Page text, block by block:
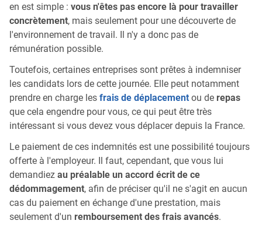
en est simple : vous n'êtes pas encore là pour travailler
concrètement, mais seulement pour une découverte de
l'environnement de travail. Il n'y a donc pas de
rémunération possible.
Toutefois, certaines entreprises sont prêtes à indemniser
les candidats lors de cette journée. Elle peut notamment
prendre en charge les frais de déplacement ou de repas
que cela engendre pour vous, ce qui peut être très
intéressant si vous devez vous déplacer depuis la France.
Le paiement de ces indemnités est une possibilité toujours
offerte à l'employeur. Il faut, cependant, que vous lui
demandiez au préalable un accord écrit de ce
dédommagement, afin de préciser qu'il ne s'agit en aucun
cas du paiement en échange d'une prestation, mais
seulement d'un remboursement des frais avancés.